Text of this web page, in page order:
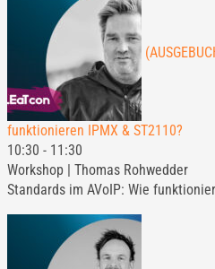
funktionieren IPMX & ST2110?
10:30 - 11:30
Workshop | Thomas Rohwedder
Standards im AVoIP: Wie